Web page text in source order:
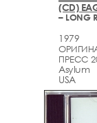
(CD)
– LONG
1979
ПРЕСС
Asylum
USA